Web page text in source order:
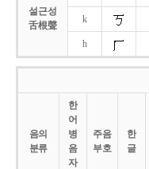
설근성
舌根聲
k
h
음의
분류
한
어
병
음
자
주음
부호
한
글